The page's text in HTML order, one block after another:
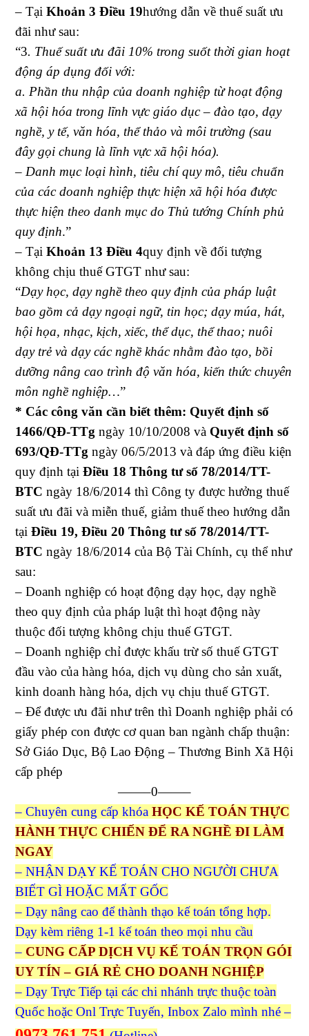
– TạiKhoản 3 Điều 19hướng dẫn về thuế suất ưu
đãi như sau:
“3. Thuế suất ưu đãi 10% trong suốt thời gian hoạt
động áp dụng đối với:
a. Phần thu nhập của doanh nghiệp từ hoạt động
xã hội hóa trong lĩnh vực giáo dục – đào tạo, dạy
nghề, y tế, văn hóa, thể thảo và môi trường (sau
đây gọi chung là lĩnh vực xã hội hóa).
– Danh mục loại hình, tiêu chí quy mô, tiêu chuẩn
của các doanh nghiệp thực hiện xã hội hóa được
thực hiện theo danh mục do Thủ tướng Chính phủ
quy định.”
– TạiKhoản 13 Điều 4quy định về đối tượng
không chịu thuế GTGT như sau:
“Dạy học, dạy nghề theo quy định của pháp luật
bao gồm cả dạy ngoại ngữ, tin học; dạy múa, hát,
hội họa, nhạc, kịch, xiếc, thể dục, thể thao; nuôi
dạy trẻ và dạy các nghề khác nhằm đào tạo, bồi
dưỡng nâng cao trình độ văn hóa, kiến thức chuyên
môn nghề nghiệp…”
* Các công văn cần biết thêm: Quyết định số
1466/QĐ-TTg ngày 10/10/2008 và Quyết định số
693/QĐ-TTg ngày 06/5/2013 và đáp ứng điều kiện
quy định tạiĐiều 18 Thông tư số 78/2014/TT-
BTC ngày 18/6/2014 thì Công ty được hưởng thuế
suất ưu đãi và miễn thuế, giảm thuế theo hướng dẫn
tạiĐiều 19, Điều 20 Thông tư số 78/2014/TT-
BTC ngày 18/6/2014 của Bộ Tài Chính, cụ thể như
sau:
– Doanh nghiệp có hoạt động dạy học, dạy nghề
theo quy định của pháp luật thì hoạt động này
thuộc đối tượng không chịu thuế GTGT.
– Doanh nghiệp chỉ được khấu trừ số thuế GTGT
đầu vào của hàng hóa, dịch vụ dùng cho sản xuất,
kinh doanh hàng hóa, dịch vụ chịu thuế GTGT.
– Để được ưu đãi như trên thì Doanh nghiệp phải có
giấy phép con được cơ quan ban ngành chấp thuận:
Sở Giáo Dục, Bộ Lao Động – Thương Binh Xã Hội
cấp phép
——–0——–
– Chuyên cung cấp khóaHỌC KẾ TOÁN THỰC
HÀNH THỰC CHIẾN ĐỂ RA NGHỀ ĐI LÀM
NGAY
– NHẬN DẠY KẾ TOÁN CHO NGƯỜI CHƯA
BIẾT GÌ HOẶC MẤT GỐC
– Dạy nâng cao để thành thạo kế toán tổng hợp.
Dạy kèm riêng 1-1 kế toán theo mọi nhu cầu
– CUNG CẤP DỊCH VỤ KẾ TOÁN TRỌN GÓI
UY TÍN – GIÁ RẺ CHO DOANH NGHIỆP
– Dạy Trực Tiếp tại các chi nhánh trực thuộc toàn
Quốc hoặc Onl Trực Tuyến, Inbox Zalo mình nhé –